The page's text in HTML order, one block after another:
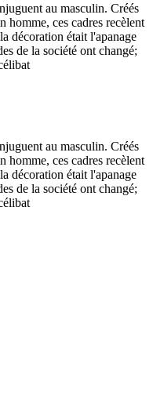
au masculin. Créés
homme, ces cadres recèlent
décoration était l'apanage
de la société ont changé;
au masculin. Créés
homme, ces cadres recèlent
décoration était l'apanage
de la société ont changé;